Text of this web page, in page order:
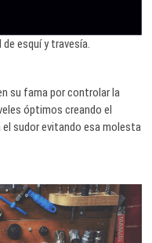
esquí y travesía.
su fama por controlar la
óptimos creando el
sudor evitando esa molesta